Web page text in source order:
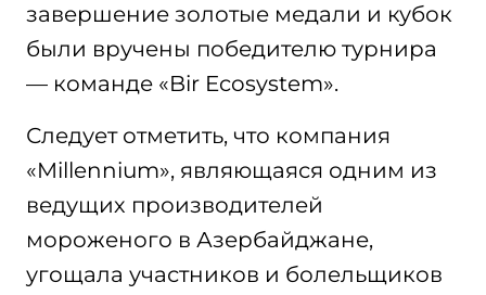
завершение золотые медали и кубок
были вручены победителю турнира
— команде «Bir Ecosystem».
Следует отметить, что компания
«Millennium», являющаяся одним из
ведущих производителей
мороженого в Азербайджане,
угощала участников и болельщиков